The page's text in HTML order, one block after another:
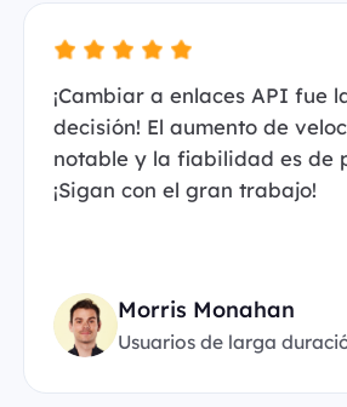
¡Cambiar a enlaces API fue
decisión! El aumento de
notable y la fiabilidad es de
¡Sigan con el gran trabajo!
Morris Monahan
Usuarios de larga